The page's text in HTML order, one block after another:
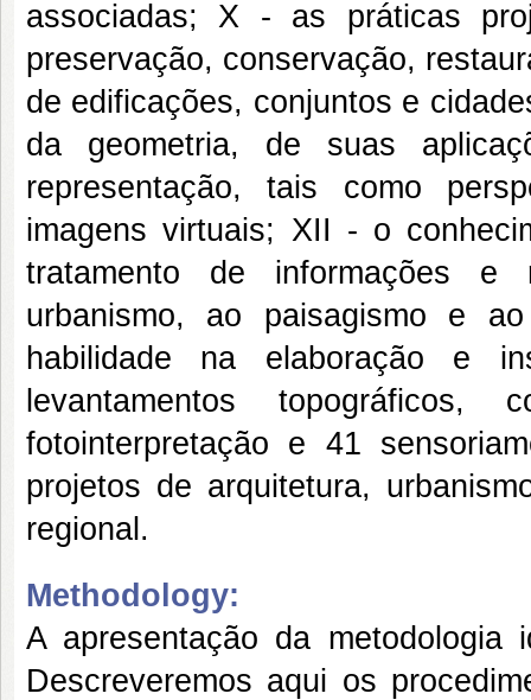
associadas; X - as práticas
preservação, conservação,
de edificações, conjuntos e
da geometria, de suas
representação, tais como
imagens virtuais; XII - o
tratamento de informações e
urbanismo, ao paisagismo e
habilidade na elaboração e
levantamentos
fotointerpretação e 41
projetos de arquitetura,
regional.
Methodology:
A apresentação da metodologia
Descreveremos aqui os